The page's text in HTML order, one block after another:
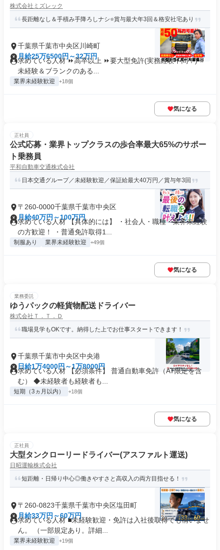
株式会社ミズレック
長距離なし＆手積み手降ろしナシ⭐賞与最大年3回＆格安社宅あり
千葉県千葉市中央区川崎町
月給25万6500円～32万円
求めている人材 ⏩高卒以上 ⏩要大型免許(実務経験不問！) ⭐
未経験＆ブランクのある...
業界未経験歓迎 +18個
気になる
正社員
公式応募・業界トップクラスの歩合率最大65%のサポー
ト乗務員
平和自動車交通株式会社
日本交通グループ／未経験歓迎／保証給最大40万円／賞与年3回
〒260-0000千葉県千葉市中央区
月給40万円～100万円
求めている人材 【具体的には】 ・社会人・職種・業界未経験
の方歓迎！ ・普通免許取得1...
制服あり 業界未経験歓迎 +49個
気になる
業務委託
ゆうパックの軽貨物配送ドライバー
株式会社Ｔ．Ｔ．Ｄ
職場見学もOKです。納得した上でお仕事スタートできます！
千葉県千葉市中央区中央港
日給1万4000円～1万8000円
求めている人材 【必須条件】 普通自動車免許（AT限定を含
む） ◆未経験者も経験者も...
短期（3ヵ月以内） +18個
気になる
正社員
大型タンクローリードライバー(アスファルト運送)
日昭運輸株式会社
短距離・日帰り中心◎働きやすさと高収入の両方目指せる！
〒260-0823千葉県千葉市中央区塩田町
月給33万円～60万円
求めている人材 ■未経験歓迎・免許は入社後取得でも構いませ
ん。 （一部規定あり。詳細...
業界未経験歓迎 +19個